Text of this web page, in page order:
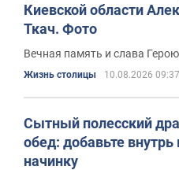
Киевской области
Ткач. Фото
Вечная память и слава Герою
Жизнь столицы 10.08.2026 09:37
Сытный полесский
обед: добавьте внутрь
начинку